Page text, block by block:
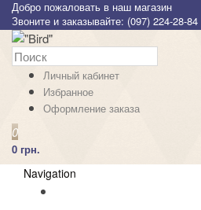
Добро пожаловать в наш магазин
Звоните и заказывайте: (097) 224-28-84
Личный кабинет
Избранное
Оформление заказа
0
0 грн.
Navigation